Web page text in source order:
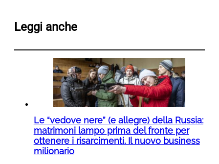
Leggi anche
Le “vedove nere” (e allegre) della Russia:
matrimoni lampo prima del fronte per
ottenere i risarcimenti. Il nuovo business
milionario